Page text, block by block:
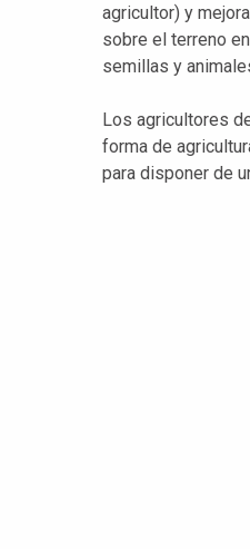
agricultor) y
sobre el terreno
semillas y
Los agricultores
forma de
para disponer de